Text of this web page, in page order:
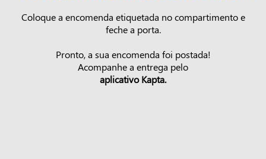
Coloque a encomenda etiquetada no compartimento e
feche a porta.
Pronto, a sua encomenda foi postada!
Acompanhe a entrega pelo
aplicativo Kapta.